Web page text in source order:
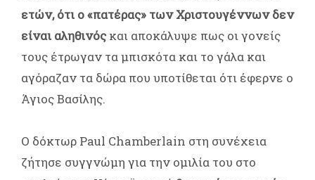
ετών, ότι ο «πατέρας» των Χριστουγέννων δεν
είναι αληθινόςκαι αποκάλυψε πως οι γονείς
τους έτρωγαν τα μπισκότα και το γάλα και
αγόραζαν τα δώρα που υποτίθεται ότι έφερνε ο
Άγιος Βασίλης.
Ο δόκτωρ Paul Chamberlain στη συνέχεια
ζήτησε συγγνώμη για την ομιλία του στο